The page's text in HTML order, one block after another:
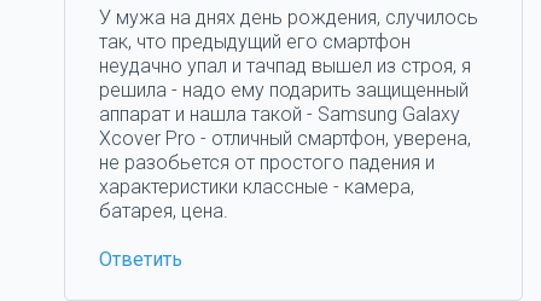
У мужа на днях день рождения, случилось
так, что предыдущий его смартфон
неудачно упал и тачпад вышел из строя, я
решила - надо ему подарить защищенный
аппарат и нашла такой - Samsung Galaxy
Xcover Pro - отличный смартфон, уверена,
не разобьется от простого падения и
характеристики классные - камера,
батарея, цена.
Ответить